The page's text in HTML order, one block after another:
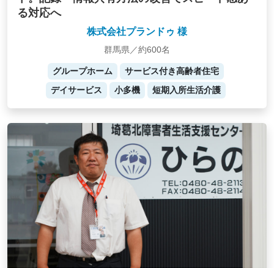
る対応へ
株式会社プランドゥ 様
群馬県／約600名
グループホーム
サービス付き高齢者住宅
デイサービス
小多機 短期入所生活介護